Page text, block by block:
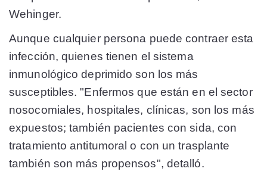
Wehinger.
Aunque cualquier persona puede contraer esta
infección, quienes tienen el sistema
inmunológico deprimido son los más
susceptibles. "Enfermos que están en el sector
nosocomiales, hospitales, clínicas, son los más
expuestos; también pacientes con sida, con
tratamiento antitumoral o con un trasplante
también son más propensos", detalló.